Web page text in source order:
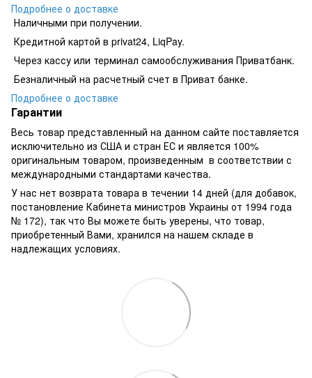
Подробнее о доставке
Наличными при получении.
Кредитной картой в privat24, LiqPay.
​​​​Через кассу или терминал самообслуживания Приватбанк.
​​​​Безналичный на расчетный счет в Приват банке.
Подробнее о доставке
Гарантии
Весь товар представленный на данном сайте поставляется
исключительно из США и стран ЕС и является 100%
оригинальным товаром, произведенным в соответствии с
международными стандартами качества.
У нас нет возврата товара в течении 14 дней (для добавок,
постановление Кабинета министров Украины от 1994 года
№ 172), так что Вы можете быть уверены, что товар,
приобретенный Вами, хранился на нашем складе в
надлежащих условиях.